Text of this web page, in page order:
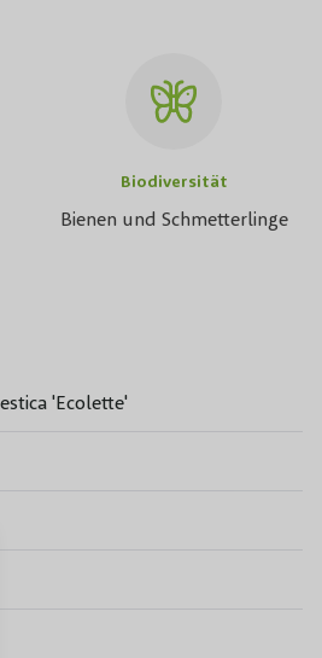
Biodiversität
Bienen und Schmetterlinge
'Ecolette'